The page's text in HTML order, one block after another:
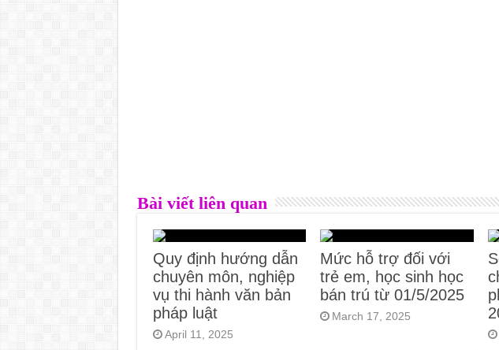
Bài viết liên quan
Quy định hướng dẫn
chuyên môn, nghiệp
vụ thi hành văn bản
pháp luật
April 11, 2025
Mức hỗ trợ đối với
trẻ em, học sinh học
bán trú từ 01/5/2025
March 17, 2025